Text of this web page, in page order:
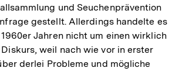
und Seuchenprävention
gestellt. Allerdings handelte es
Jahren nicht um einen wirklich
weil nach wie vor in erster
derlei Probleme und mögliche